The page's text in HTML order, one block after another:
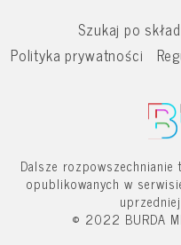
Szukaj po
Polityka prywatności
Dalsze
opublikowanych w
© 2022 BURDA